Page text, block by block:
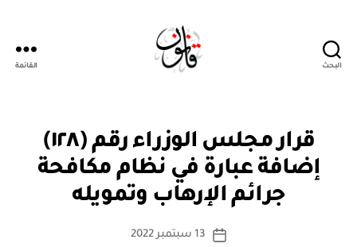
البحث القائمة
التصنيفات
قرار مجلس الوزراء رقم (١٢٨)
إضافة عبارة في نظام مكافحة
جرائم الإرهاب وتمويله
كاتب
بو
س
ة
تاريخ
13 سبتمبر 2022